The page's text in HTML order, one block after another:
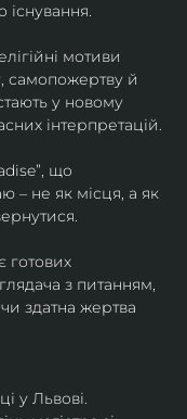
мотиви
самопожертву й
у новому
інтерпретацій.
що
– не як місця, а як
готових
з питанням,
здатна жертва
у Львові.